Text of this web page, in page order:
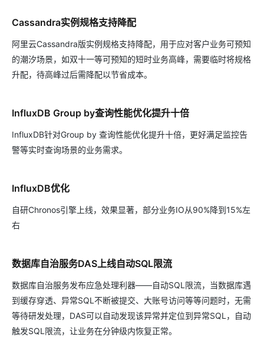
Cassandra实例规格支持降配
阿里云Cassandra版实例规格支持降配，用于应对客户业务可预知
的潮汐场景，如双十一等可预知的短时业务高峰，需要临时将规格
升配，待高峰过后需降配以节省成本。
InfluxDB Group by查询性能优化提升十倍
InfluxDB针对Group by 查询性能优化提升十倍，更好满足监控告
警等实时查询场景的业务需求。
InfluxDB优化
自研Chronos引擎上线，效果显著，部分业务IO从90%降到15%左
右
数据库自治服务DAS上线自动SQL限流
数据库自治服务发布应急处理利器——自动SQL限流，当数据库遇
到缓存穿透、异常SQL不断被提交、大账号访问等等问题时，无需
等待研发处理，DAS可以自动发现该异常并定位到异常SQL，自动
触发SQL限流，让业务在分钟级内恢复正常。